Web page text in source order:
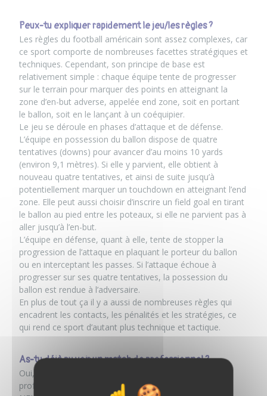
Peux-tu expliquer rapidement le jeu/les règles ?
Les règles du football américain sont assez complexes, car
ce sport comporte de nombreuses facettes stratégiques et
techniques. Cependant, son principe de base est
relativement simple : chaque équipe tente de progresser
sur le terrain pour marquer des points en atteignant la
zone d’en-but adverse, appelée end zone, soit en portant
le ballon, soit en le lançant à un coéquipier.
Le jeu se déroule en phases d’attaque et de défense.
L’équipe en possession du ballon dispose de quatre
tentatives (downs) pour avancer d’au moins 10 yards
(environ 9,1 mètres). Si elle y parvient, elle obtient à
nouveau quatre tentatives, et ainsi de suite jusqu’à
potentiellement marquer un touchdown en atteignant l’end
zone. Elle peut aussi choisir d’inscrire un field goal en tirant
le ballon au pied entre les poteaux, si elle ne parvient pas à
aller jusqu’à l’en-but.
L’équipe en défense, quant à elle, tente de stopper la
progression de l’attaque en plaquant le porteur du ballon
ou en interceptant les passes. Si l’attaque échoue à
progresser sur ses quatre tentatives, la possession du
ballon est rendue à l’adversaire.
En plus de tout ça il y a aussi de nombreuses règles qui
encadrent les contacts, les pénalités et les stratégies, ce
qui rend ce sport d’autant plus technique et tactique.
As-tu déjà pu voir un match de professionnel ?
Oui, j’ai déjà eu l’occasion d’assister à un match
professionnel, c’était à Londres, lors d’une rencontre de